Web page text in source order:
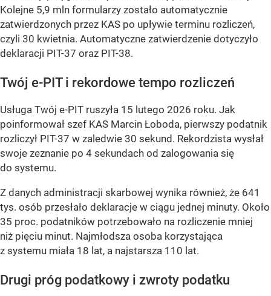
Kolejne 5,9 mln formularzy zostało automatycznie
zatwierdzonych przez KAS po upływie terminu rozliczeń,
czyli 30 kwietnia. Automatyczne zatwierdzenie dotyczyło
deklaracji PIT-37 oraz PIT-38.
Twój e-PIT i rekordowe tempo rozliczeń
Usługa Twój e-PIT ruszyła 15 lutego 2026 roku. Jak
poinformował szef KAS Marcin Łoboda, pierwszy podatnik
rozliczył PIT-37 w zaledwie 30 sekund. Rekordzista wysłał
swoje zeznanie po 4 sekundach od zalogowania się
do systemu.
Z danych administracji skarbowej wynika również, że 641
tys. osób przesłało deklaracje w ciągu jednej minuty. Około
35 proc. podatników potrzebowało na rozliczenie mniej
niż pięciu minut. Najmłodsza osoba korzystająca
z systemu miała 18 lat, a najstarsza 110 lat.
Drugi próg podatkowy i zwroty podatku